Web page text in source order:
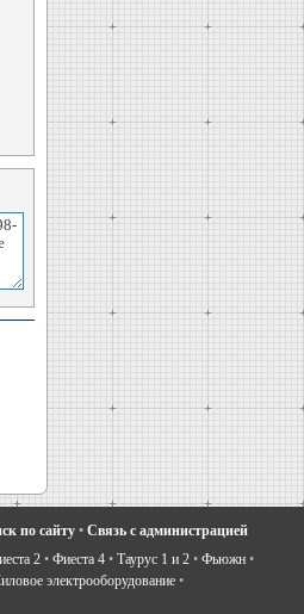
по сайту • Связь с администрацией
2 • Фиеста 4 • Таурус 1 и 2 • Фьюжн •
электрооборудование •